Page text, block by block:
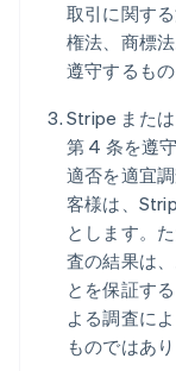
取引に関す
権法、商標
遵守するもの
Stripe また
第 4 条を遵
適否を適宜
客様は、
とします。
査の結果は
とを保証す
よる調査に
ものではあり